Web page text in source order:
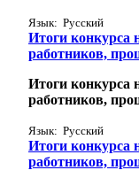
Язык: Русский
Итоги конкурса
работников,
Итоги конкурса
работников,
Язык: Русский
Итоги конкурса
работников,